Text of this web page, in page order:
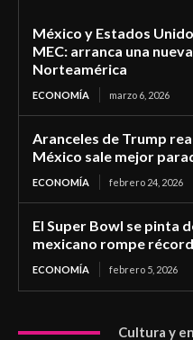
México y Estados
MEC: arranca una
Norteamérica
ECONOMÍA marzo 6, 2026
Aranceles de Trump
México sale mejor
ECONOMÍA febrero 24, 2026
El Super Bowl se pinta
mexicano rompe
ECONOMÍA febrero 5, 2026
Cultura y